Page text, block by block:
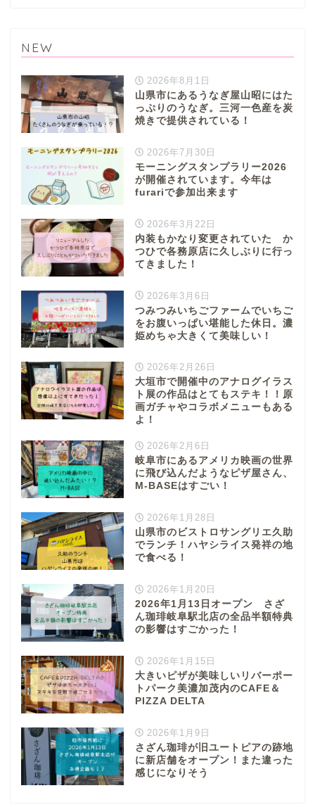
NEW
2026年8月1日
山県市にあるうなぎ屋山昭にはた
っぷりのうなぎ。三河一色産を炭
焼きで提供されている！
2026年7月30日
モーニングスタンプラリー2026
が開催されています。今年は
furariで参加出来ます
2026年3月22日
内装もかなり変更されていた か
つひで各務原店に久しぶりに行っ
てきました！
2026年3月6日
つみつみいちごファームでいちご
をお腹いっぱい堪能した休日。濃
姫めちゃ大きくて美味しい！
2026年2月26日
大垣市で開催中のアナログイラス
ト展の作品はとてもステキ！！原
画ガチャやコラボメニューもある
よ！
2026年2月6日
岐阜市にあるアメリカ映画の世界
に飛び込んだようなピザ屋さん、
M-BASEはすごい！
2026年1月28日
山県市のビストロサングリエ久助
でランチ！ハヤシライス発祥の地
で食べる！
2026年1月20日
2026年1月13日オープン さざ
ん珈琲岐阜駅北店の全品半額特典
の影響はすごかった！
2026年1月15日
大きいピザが美味しいリバーポー
トパーク美濃加茂内のCAFE＆
PIZZA DELTA
2026年1月9日
さざん珈琲が旧ユートピアの跡地
に新店舗をオープン！また違った
感じになりそう